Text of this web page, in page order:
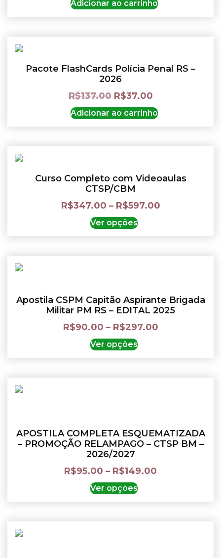
Adicionar ao carrinho
Pacote FlashCards Polícia Penal RS –
2026
R$137.00 R$37.00
Adicionar ao carrinho
Curso Completo com Videoaulas
CTSP/CBM
R$347.00 – R$597.00
Ver opções
Apostila CSPM Capitão Aspirante Brigada
Militar PM RS – EDITAL 2025
R$90.00 – R$297.00
Ver opções
APOSTILA COMPLETA ESQUEMATIZADA
– PROMOÇÃO RELAMPAGO – CTSP BM –
2026/2027
R$95.00 – R$149.00
Ver opções